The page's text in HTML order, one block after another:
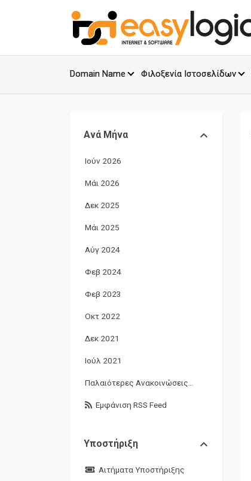
Domain Name Φιλοξενία Ιστοσελίδων
Ανά Μήνα
Ιούν 2026
Μάι 2026
Δεκ 2025
Μάι 2025
Αύγ 2024
Φεβ 2024
Φεβ 2023
Οκτ 2022
Δεκ 2021
Ιούλ 2021
Παλαιότερες Ανακοινώσεις...
Εμφάνιση RSS Feed
Υποστήριξη
Αιτήματα Υποστήριξης